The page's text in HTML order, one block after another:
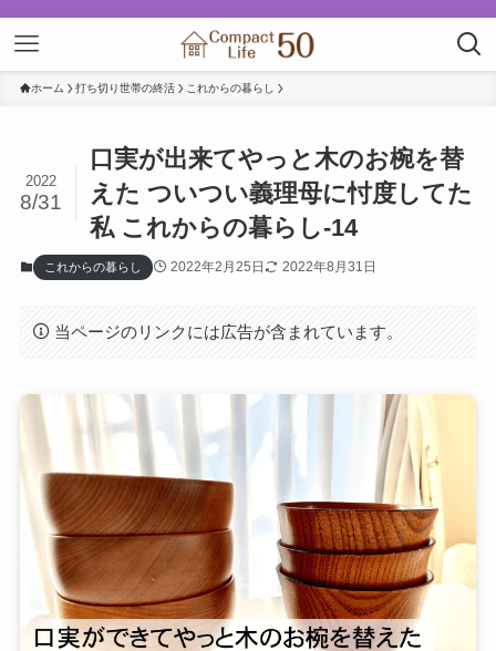
ホーム 打ち切り世帯の終活 これからの暮らし
口実が出来てやっと木のお椀を替
えた ついつい義理母に忖度してた
私 これからの暮らし-14
2022
8/31
これからの暮らし 2022年2月25日 2022年8月31日
当ページのリンクには広告が含まれています。